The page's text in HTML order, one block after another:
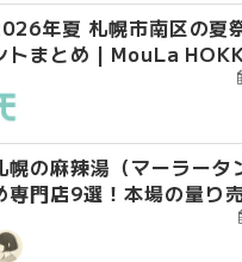
年夏 札幌市南区の夏
トまとめ | MouLa
幌の麻辣湯（マーラータ
専門店9選！本場の量り
新店まで徹底比較 | MouLa
2026年
ベント
2026年
ベント
2026年
ベント
2026年
ベント